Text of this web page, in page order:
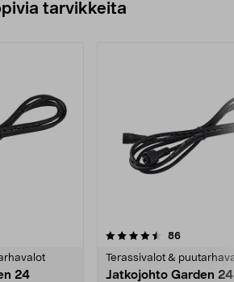
tarvikkeita
24
86arvostelut
Terassivalot &
Jatkojohto Garden 24
4.5viidestä